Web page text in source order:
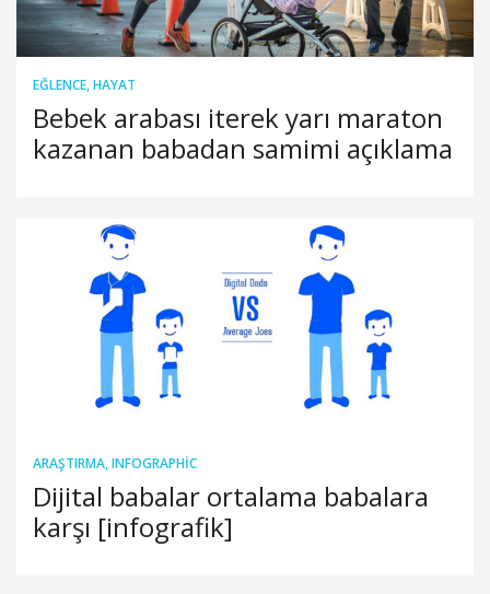
EĞLENCE,HAYAT
Bebek arabası iterek yarı maraton
kazanan babadan samimi açıklama
ARAŞTIRMA,INFOGRAPHIC
Dijital babalar ortalama babalara
karşı [infografik]